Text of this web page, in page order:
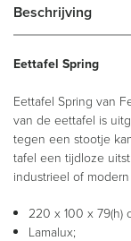
Beschrijving
Eettafel Spring
Eettafel Spring van
van de eettafel is
tegen een stootje
tafel een tijdloze
industrieel of
220 x 100 x 79(h)
Lamalux;